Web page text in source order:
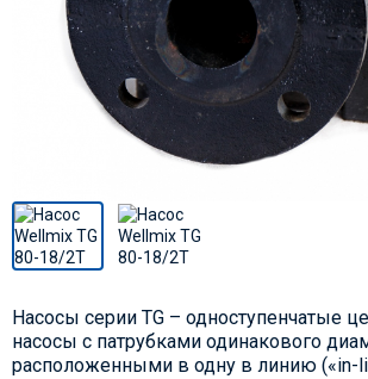
Насосы серии TG – одноступенчатые
насосы с патрубками одинакового
расположенными в одну в линию («in-